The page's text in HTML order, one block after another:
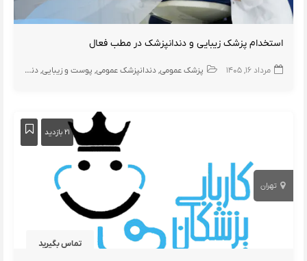
استخدام پزشک زیبایی و دندانپزشک در مطب فعال
مرداد ۱۶, ۱۴۰۵ پزشک عمومی دندانپزشک عمومی پوست و زیبایی دندانپزشک
۲۱ بازدید
تهران
تماس بگیرید